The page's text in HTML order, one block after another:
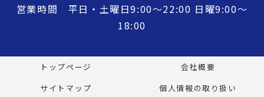
営業時間 平日・土曜日9:00〜22:00 日曜9:00〜
18:00
トップページ
会社概要
サイトマップ
個人情報の取り扱い